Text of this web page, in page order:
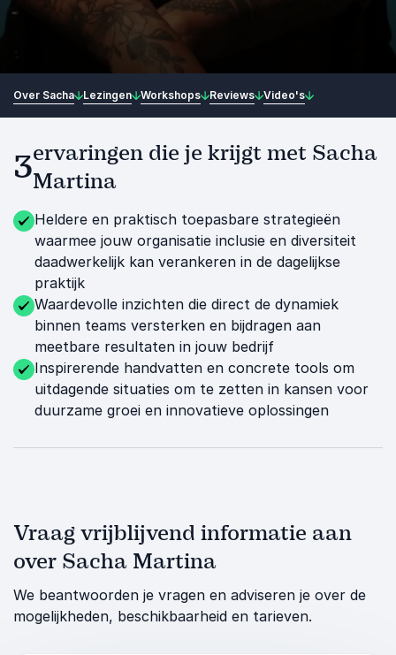
Over Sacha Lezingen Workshops Reviews Video's
3ervaringen die je krijgt met Sacha
Martina
Heldere en praktisch toepasbare strategieën
waarmee jouw organisatie inclusie en diversiteit
daadwerkelijk kan verankeren in de dagelijkse
praktijk
Waardevolle inzichten die direct de dynamiek
binnen teams versterken en bijdragen aan
meetbare resultaten in jouw bedrijf
Inspirerende handvatten en concrete tools om
uitdagende situaties om te zetten in kansen voor
duurzame groei en innovatieve oplossingen
Vraag vrijblijvend informatie aan
over Sacha Martina
We beantwoorden je vragen en adviseren je over de
mogelijkheden, beschikbaarheid en tarieven.